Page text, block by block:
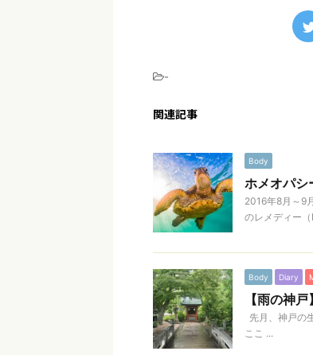
-
関連記事
Body
ホメオパ
2016年8月～9
のレメディー
Body Diary
【雨の神
先月、神戸
ここ ...